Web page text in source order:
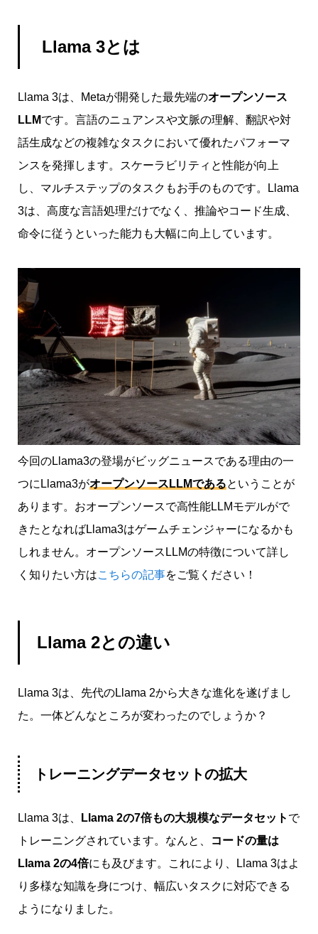
Llama 3とは
Llama 3は、Metaが開発した最先端のオープンソース
LLMです。言語のニュアンスや文脈の理解、翻訳や対
話生成などの複雑なタスクにおいて優れたパフォーマ
ンスを発揮します。スケーラビリティと性能が向上
し、マルチステップのタスクもお手のものです。Llama
3は、高度な言語処理だけでなく、推論やコード生成、
命令に従うといった能力も大幅に向上しています。
今回のLlama3の登場がビッグニュースである理由の一
つにLlama3がオープンソースLLMであるということが
あります。おオープンソースで高性能LLMモデルがで
きたとなればLlama3はゲームチェンジャーになるかも
しれません。オープンソースLLMの特徴について詳し
く知りたい方はこちらの記事をご覧ください！
Llama 2との違い
Llama 3は、先代のLlama 2から大きな進化を遂げまし
た。一体どんなところが変わったのでしょうか？
トレーニングデータセットの拡大
Llama 3は、 Llama 2の7倍もの大規模なデータセット で
トレーニングされています。なんと、
コードの量は
Llama 2の4倍にも及びます。これにより、Llama 3はよ
り多様な知識を身につけ、幅広いタスクに対応できる
ようになりました。